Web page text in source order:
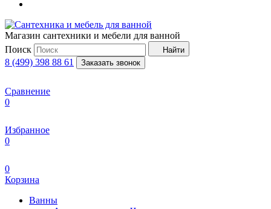
Магазин сантехники и мебели для ванной
Поиск
Найти
8 (499) 398 88 61 Заказать звонок
Сравнение
0
Избранное
0
0
Корзина
Ванны